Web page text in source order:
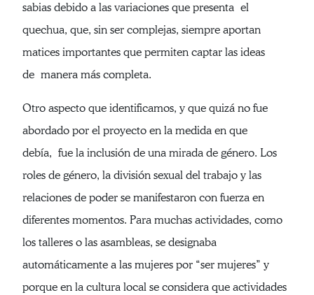
sabias debido a las variaciones que presenta el
quechua, que, sin ser complejas, siempre aportan
matices importantes que permiten captar las ideas
de manera más completa.
Otro aspecto que identificamos, y que quizá no fue
abordado por el proyecto en la medida en que
debía, fue la inclusión de una mirada de género. Los
roles de género, la división sexual del trabajo y las
relaciones de poder se manifestaron con fuerza en
diferentes momentos. Para muchas actividades, como
los talleres o las asambleas, se designaba
automáticamente a las mujeres por “ser mujeres” y
porque en la cultura local se considera que actividades